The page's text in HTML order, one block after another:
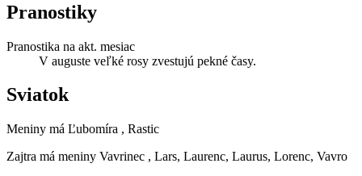
Pranostiky
Pranostika na akt. mesiac
V auguste veľké rosy zvestujú pekné časy.
Sviatok
Meniny má Ľubomíra , Rastic
Zajtra má meniny Vavrinec , Lars, Laurenc, Laurus, Lorenc, Vavro